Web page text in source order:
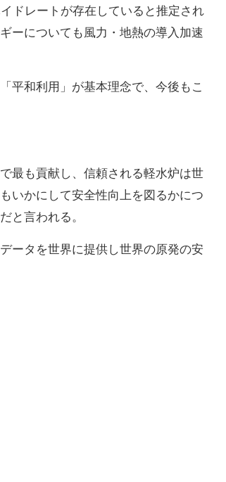
ドレートが存在していると推定され
ーについても風力・地熱の導入加速
平和利用」が基本理念で、今後もこ
最も貢献し、信頼される軽水炉は世
いかにして安全性向上を図るかにつ
と言われる。
ータを世界に提供し世界の原発の安